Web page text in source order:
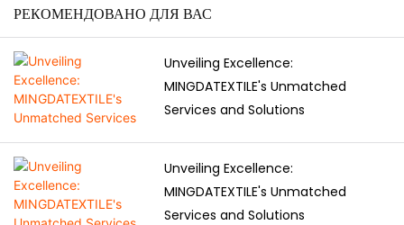
РЕКОМЕНДОВАНО ДЛЯ ВАС
Unveiling Excellence:
MINGDATEXTILE's Unmatched
Services and Solutions
Unveiling Excellence:
MINGDATEXTILE's Unmatched
Services and Solutions